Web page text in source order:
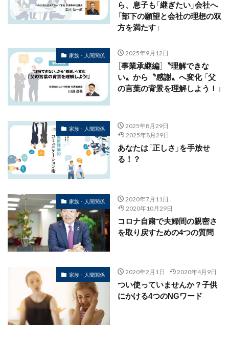
ら、息子も「継ぎたい」会社へ
「部下の願望と会社の理想の双
方を満たす」
家族・人間関係 2025年9月12日
［事業承継編］〝理解できな
い〟から〝感謝〟へ変化 「父
の言葉の背景を理解しよう！」
家族・人間関係
2025年8月29日
2025年8月29日
あなたは「正しさ」を手放せ
る！？
家族・人間関係
2020年7月11日
2020年10月29日
コロナ自粛で夫婦間の親密さ
を取り戻すための4つの質問
家族・人間関係 2020年2月1日 2020年4月9日
つい使っていませんか？子供
にかける4つのNGワード